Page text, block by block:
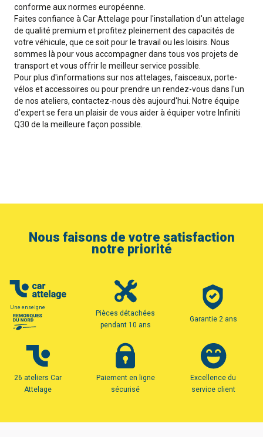
conforme aux normes européenne.
Faites confiance à Car Attelage pour l'installation d'un attelage
de qualité premium et profitez pleinement des capacités de
votre véhicule, que ce soit pour le travail ou les loisirs. Nous
sommes là pour vous accompagner dans tous vos projets de
transport et vous offrir le meilleur service possible.
Pour plus d'informations sur nos attelages, faisceaux, porte-
vélos et accessoires ou pour prendre un rendez-vous dans l'un
de nos ateliers, contactez-nous dès aujourd'hui. Notre équipe
d'expert se fera un plaisir de vous aider à équiper votre Infiniti
Q30 de la meilleure façon possible.
Nous faisons de votre satisfaction
notre priorité
Une enseigne
Pièces détachées
pendant 10 ans
Garantie 2 ans
26 ateliers Car
Attelage
Paiement en ligne
sécurisé
Excellence du
service client